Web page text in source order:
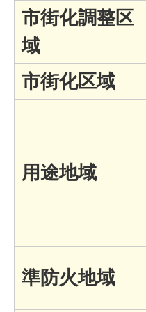
市街化調整区
域
市街化区域
用途地域
準防火地域